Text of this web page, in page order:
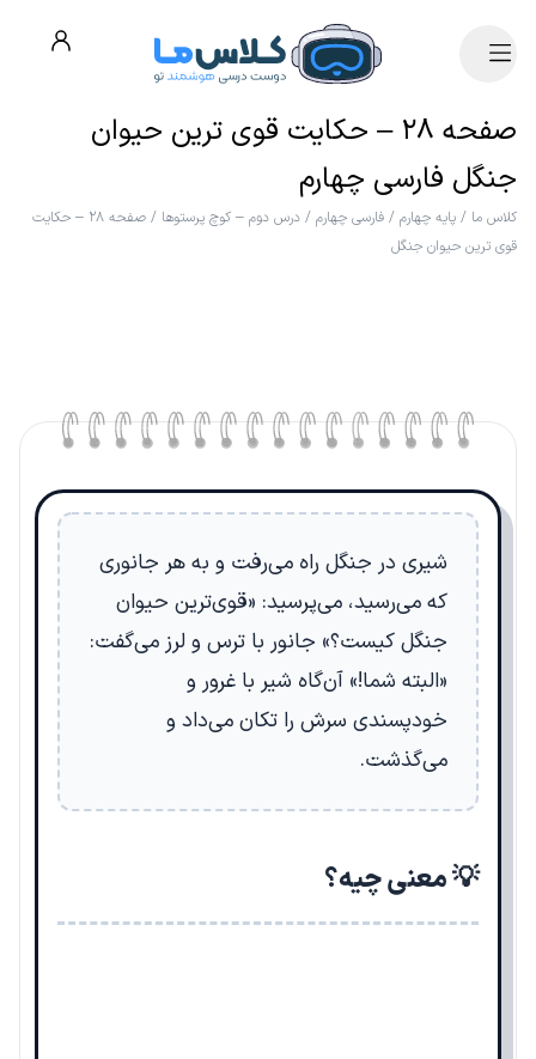
صفحه ۲۸ – حکایت قوی ترین حیوان
جنگل فارسی چهارم
کلاس ما / پایه چهارم / فارسی چهارم / درس دوم – کوچ پرستوها /
صفحه ۲۸ – حکایت
قوی ترین حیوان جنگل
شیری در جنگل راه می‌رفت و به هر جانوری
که می‌رسید، می‌پرسید: «قوی‌ترین حیوان
جنگل کیست؟» جانور با ترس و لرز می‌گفت:
«البته شما!» آن‌گاه شیر با غرور و
خودپسندی سرش را تکان می‌داد و
می‌گذشت.
💡 معنی چیه؟